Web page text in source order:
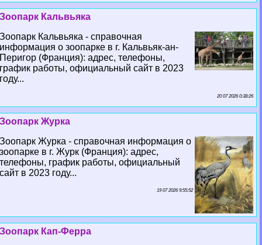
Зоопарк Кальвьяка
Зоопарк Кальвьяка - справочная
информация о зоопарке в г. Кальвьяк-ан-
Перигор (Франция): адрес, телефоны,
график работы, официальный сайт в 2023
году...
20 07 2026 0:38:26
Зоопарк Журка
Зоопарк Журка - справочная информация о
зоопарке в г. Журк (Франция): адрес,
телефоны, график работы, официальный
сайт в 2023 году...
19 07 2026 9:55:52
Зоопарк Кап-Ферра